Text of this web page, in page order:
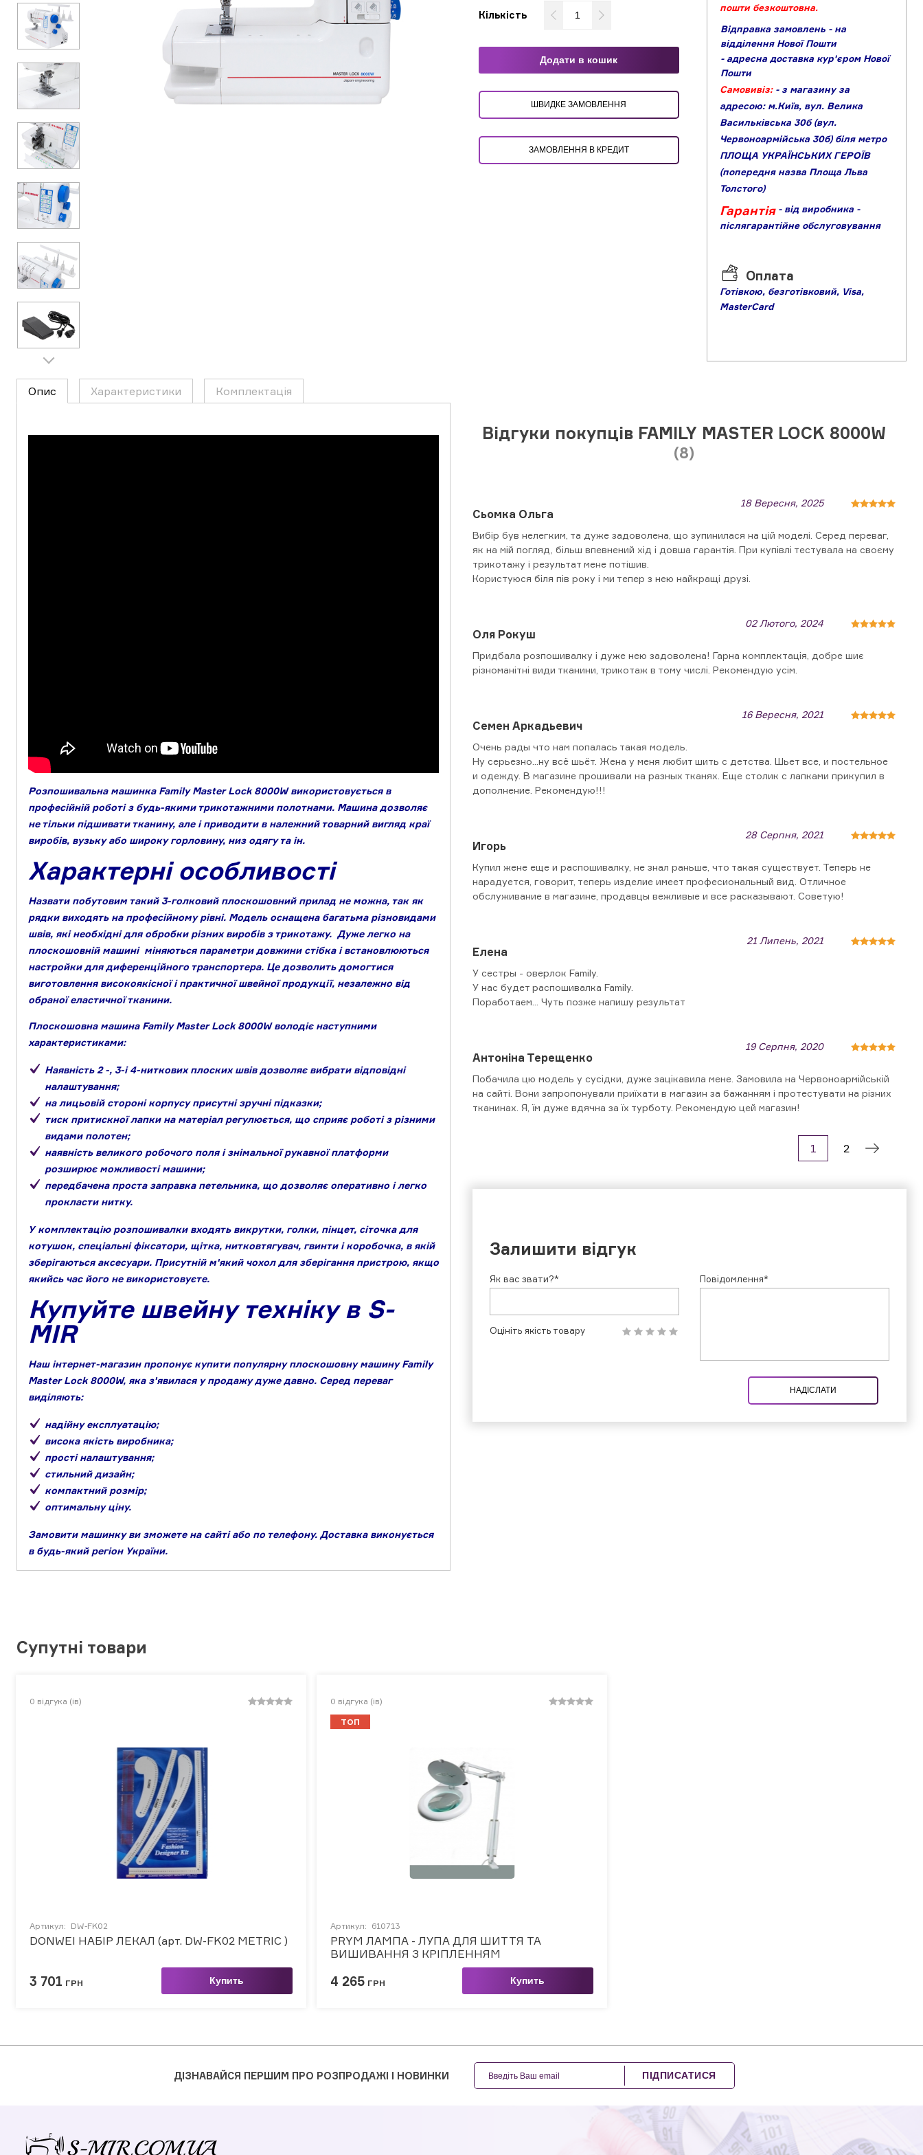
АКСЕСУАРИ
БРЕНДИ
Кількість
Додати в кошик
ШВИДКЕ ЗАМОВЛЕННЯ
ЗАМОВЛЕННЯ В КРЕДИТ
пошти безкоштовна.
Відправка замовлень - на
відділення Нової Пошти
- адресна доставка кур'єром Нової
Пошти
Самовивіз: - з магазину за
адресою: м.Київ, вул. Велика
Васильківська 30б (вул.
Червоноармійська 30б) біля метро
ПЛОЩА УКРАЇНСЬКИХ ГЕРОЇВ
(попередня назва Площа Льва
Толстого)
Гарантія - від виробника -
післягарантійне обслуговування
Оплата
Готівкою, безготівковий, Visa,
MasterCard
Опис Характеристики Комплектація
Розпошивальна машинка Family Master Lock 8000W використовується в
професійній роботі з будь-якими трикотажними полотнами. Машина дозволяє
не тільки підшивати тканину, але і приводити в належний товарний вигляд краї
виробів, вузьку або широку горловину, низ одягу та ін.
Характерні особливості
Назвати побутовим такий 3-голковий плоскошовний прилад не можна, так як
рядки виходять на професійному рівні. Модель оснащена багатьма різновидами
швів, які необхідні для обробки різних виробів з трикотажу. Дуже легко на
плоскошовній машині міняються параметри довжини стібка і встановлюються
настройки для диференційного транспортера. Це дозволить домогтися
виготовлення високоякісної і практичної швейної продукції, незалежно від
обраної еластичної тканини.
Плоскошовна машина Family Master Lock 8000W володіє наступними
характеристиками:
Наявність 2 -, 3-і 4-ниткових плоских швів дозволяє вибрати відповідні
налаштування;
на лицьовій стороні корпусу присутні зручні підказки;
тиск притискної лапки на матеріал регулюється, що сприяє роботі з різними
видами полотен;
наявність великого робочого поля і знімальної рукавної платформи
розширює можливості машини;
передбачена проста заправка петельника, що дозволяє оперативно і легко
прокласти нитку.
У комплектацію розпошивалки входять викрутки, голки, пінцет, сіточка для
котушок, спеціальні фіксатори, щітка, нитковтягувач, гвинти і коробочка, в якій
зберігаються аксесуари. Присутній м'який чохол для зберігання пристрою, якщо
якийсь час його не використовуєте.
Купуйте швейну техніку в S-
MIR
Наш інтернет-магазин пропонує купити популярну плоскошовну машину Family
Master Lock 8000W, яка з'явилася у продажу дуже давно. Серед переваг
виділяють:
надійну експлуатацію;
висока якість виробника;
прості налаштування;
стильний дизайн;
компактний розмір;
оптимальну ціну.
Замовити машинку ви зможете на сайті або по телефону. Доставка виконується
в будь-який регіон України.
Відгуки покупців FAMILY MASTER LOCK 8000W
(8)
Сьомка Ольга
18 Вересня, 2025
Вибір був нелегким, та дуже задоволена, що зупинилася на цій моделі. Серед переваг,
як на мій погляд, більш впевнений хід і довша гарантія. При купівлі тестувала на своєму
трикотажу і результат мене потішив.
Користуюся біля пів року і ми тепер з нею найкращі друзі.
Оля Рокуш
02 Лютого, 2024
Придбала розпошивалку і дуже нею задоволена! Гарна комплектація, добре шиє
різноманітні види тканини, трикотаж в тому числі. Рекомендую усім.
Семен Аркадьевич
16 Вересня, 2021
Очень рады что нам попалась такая модель.
Ну серьезно...ну всё шьёт. Жена у меня любит шить с детства. Шьет все, и постельное
и одежду. В магазине прошивали на разных тканях. Еще столик с лапками прикупил в
дополнение. Рекомендую!!!
Игорь
28 Серпня, 2021
Купил жене еще и распошивалку, не знал раньше, что такая существует. Теперь не
нарадуется, говорит, теперь изделие имеет професиональный вид. Отличное
обслуживание в магазине, продавцы вежливые и все расказывают. Советую!
Елена
21 Липень, 2021
У сестры - оверлок Family.
У нас будет распошивалка Family.
Поработаем... Чуть позже напишу результат
Антоніна Терещенко
19 Серпня, 2020
Побачила цю модель у сусідки, дуже зацікавила мене. Замовила на Червоноармійській
на сайті. Вони запропонували приїхати в магазин за бажанням і протестувати на різних
тканинах. Я, їм дуже вдячна за їх турботу. Рекомендую цей магазин!
1 2
Залишити відгук
Повідомлення*
Як вас звати?*
Оцініть якість товару
НАДІСЛАТИ
Супутні товари
0 відгука (ів)
Артикул: DW-FK02
DONWEI НАБІР ЛЕКАЛ (арт. DW-FK02 METRIC )
3 701 ГРН Купить
0 відгука (ів)
ТОП
Артикул: 610713
PRYM ЛАМПА - ЛУПА ДЛЯ ШИТТЯ ТА
ВИШИВАННЯ З КРІПЛЕННЯМ
4 265 ГРН Купить
ДІЗНАВАЙСЯ ПЕРШИМ ПРО РОЗПРОДАЖІ І НОВИНКИ ПІДПИСАТИСЯ